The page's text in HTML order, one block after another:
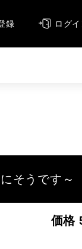
録 ログイ
にそうです
価格